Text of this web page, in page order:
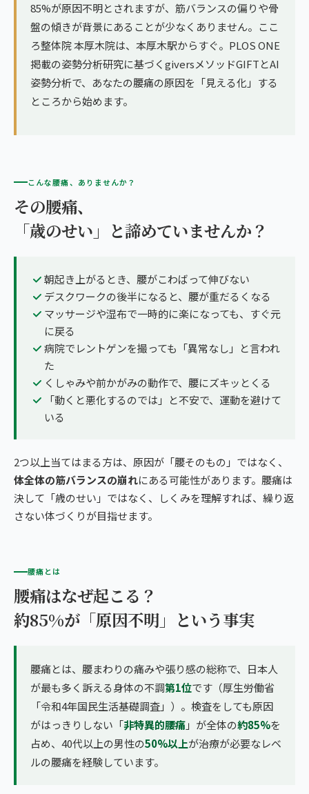
→ エリア一覧（全11エリア）
85%が原因不明とされますが、筋バランスの偏りや骨
盤の傾きが背景にあることが少なくありません。ここ
ろ整体院 本厚木院は、本厚木駅からすぐ。PLOS ONE
掲載の姿勢分析研究に基づくgiversメソッドGIFTとAI
姿勢分析で、あなたの腰痛の原因を「見える化」する
ところから始めます。
こんな腰痛、ありませんか？
その腰痛、
「歳のせい」と諦めていませんか？
朝起き上がるとき、腰がこわばって伸びない
デスクワークの後半になると、腰が重だるくなる
マッサージや湿布で一時的に楽になっても、すぐ元
に戻る
病院でレントゲンを撮っても「異常なし」と言われ
た
くしゃみや前かがみの動作で、腰にズキッとくる
「動くと悪化するのでは」と不安で、運動を避けて
いる
2つ以上当てはまる方は、原因が「腰そのもの」ではなく、
体全体の筋バランスの崩れにある可能性があります。腰痛は
決して「歳のせい」ではなく、しくみを理解すれば、繰り返
さない体づくりが目指せます。
腰痛とは
腰痛はなぜ起こる？
約85%が「原因不明」という事実
腰痛とは、腰まわりの痛みや張り感の総称で、日本人
が最も多く訴える身体の不調第1位です（厚生労働省
「令和4年国民生活基礎調査」）。検査をしても原因
がはっきりしない「非特異的腰痛」が全体の約85%を
占め、40代以上の男性の50%以上が治療が必要なレベ
ルの腰痛を経験しています。